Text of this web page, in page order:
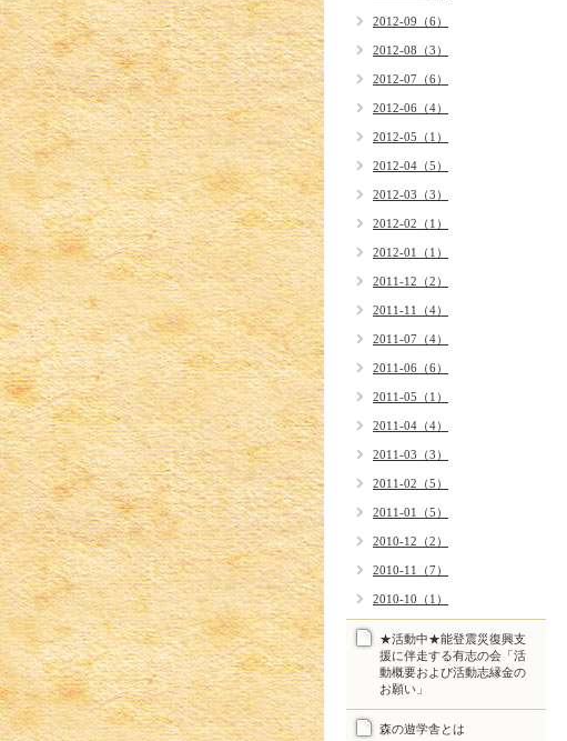
2012-09（6）
2012-08（3）
2012-07（6）
2012-06（4）
2012-05（1）
2012-04（5）
2012-03（3）
2012-02（1）
2012-01（1）
2011-12（2）
2011-11（4）
2011-07（4）
2011-06（6）
2011-05（1）
2011-04（4）
2011-03（3）
2011-02（5）
2011-01（5）
2010-12（2）
2010-11（7）
2010-10（1）
★活動中★能登震災復興支
援に伴走する有志の会「活
動概要および活動志縁金の
お願い」
森の遊学舎とは